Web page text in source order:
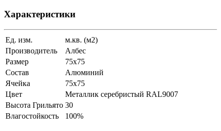
Характеристики
Ед. изм.
м.кв. (м2)
Производитель
Албес
Размер
75x75
Состав
Алюминий
Ячейка
75х75
Цвет
Металлик серебристый RAL9007
Высота Грильято 30
Влагостойкость
100%